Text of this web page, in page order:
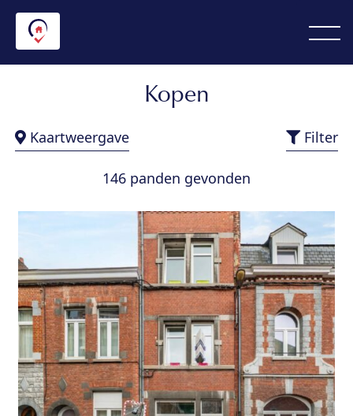
Kopen
Kaartweergave Filter
146 panden gevonden